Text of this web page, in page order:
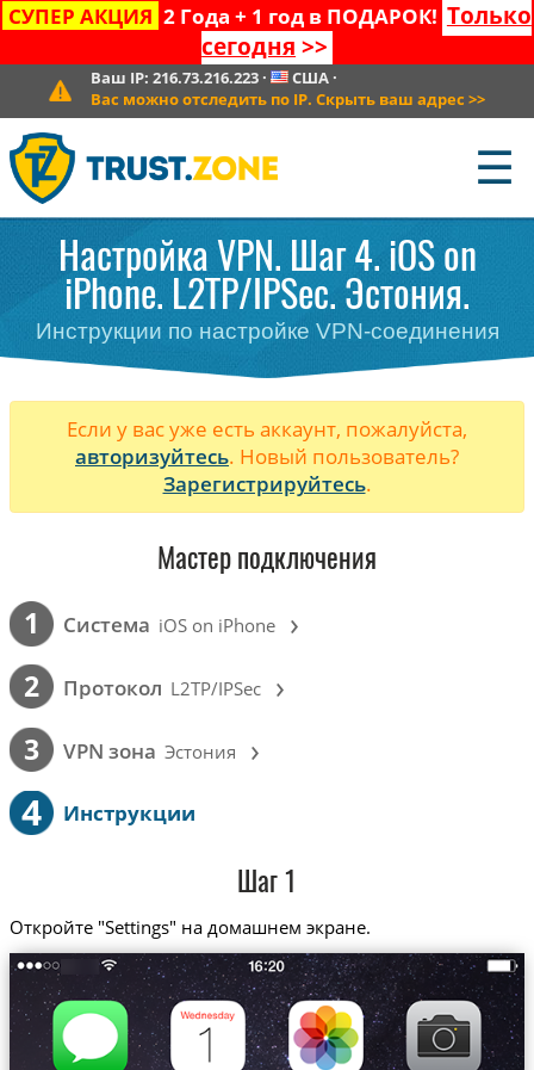
СУПЕР АКЦИЯ 2 Года + 1 год в ПОДАРОК! Только
сегодня >>
Ваш IP: 216.73.216.223· США·
Вас можно отследить по IP. Скрыть ваш адрес >>
☰
Настройка VPN. Шаг 4. iOS on
iPhone. L2TP/IPSec. Эстония.
Инструкции по настройке VPN-соединения
Если у вас уже есть аккаунт, пожалуйста,
авторизуйтесь. Новый пользователь?
Зарегистрируйтесь.
Мастер подключения
1 Cистема iOS on iPhone ›
2 Протокол L2TP/IPSec ›
3 VPN зона Эстония ›
4 Инструкции
Шаг 1
Откройте "Settings" на домашнем экране.